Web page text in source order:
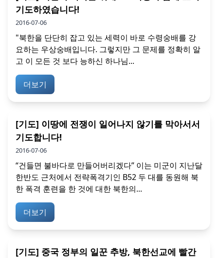
기도하였습니다!
2016-07-06
"북한을 단단히 잡고 있는 세력이 바로 수령숭배를 강
요하는 우상숭배입니다. 그렇지만 그 문제를 정확히 알
고 이 모든 것 보다 능하신 하나님...
더보기
[기도] 이땅에 전쟁이 일어나지 않기를 막아서서
기도합니다!
2016-07-06
“건들면 불바다로 만들어버리겠다” 이는 미군이 지난달
한반도 근처에서 전략폭격기인 B52 두 대를 동원해 북
한 폭격 훈련을 한 것에 대한 북한의...
더보기
[기도] 중국 정부의 일꾼 추방, 북한선교에 빨간